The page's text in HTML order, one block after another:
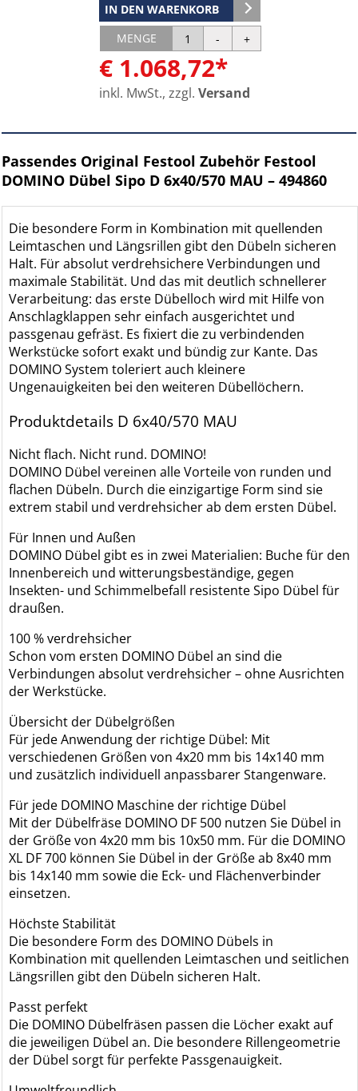
IN DEN WARENKORB
MENGE
€ 1.068,72*
inkl. MwSt., zzgl. Versand
Passendes Original Festool Zubehör Festool
DOMINO Dübel Sipo D 6x40/570 MAU – 494860
Die besondere Form in Kombination mit quellenden
Leimtaschen und Längsrillen gibt den Dübeln sicheren
Halt. Für absolut verdrehsichere Verbindungen und
maximale Stabilität. Und das mit deutlich schnellerer
Verarbeitung: das erste Dübelloch wird mit Hilfe von
Anschlagklappen sehr einfach ausgerichtet und
passgenau gefräst. Es fixiert die zu verbindenden
Werkstücke sofort exakt und bündig zur Kante. Das
DOMINO System toleriert auch kleinere
Ungenauigkeiten bei den weiteren Dübellöchern.
Produktdetails D 6x40/570 MAU
Nicht flach. Nicht rund. DOMINO!
DOMINO Dübel vereinen alle Vorteile von runden und
flachen Dübeln. Durch die einzigartige Form sind sie
extrem stabil und verdrehsicher ab dem ersten Dübel.
Für Innen und Außen
DOMINO Dübel gibt es in zwei Materialien: Buche für den
Innenbereich und witterungsbeständige, gegen
Insekten- und Schimmelbefall resistente Sipo Dübel für
draußen.
100 % verdrehsicher
Schon vom ersten DOMINO Dübel an sind die
Verbindungen absolut verdrehsicher – ohne Ausrichten
der Werkstücke.
Übersicht der Dübelgrößen
Für jede Anwendung der richtige Dübel: Mit
verschiedenen Größen von 4x20 mm bis 14x140 mm
und zusätzlich individuell anpassbarer Stangenware.
Für jede DOMINO Maschine der richtige Dübel
Mit der Dübelfräse DOMINO DF 500 nutzen Sie Dübel in
der Größe von 4x20 mm bis 10x50 mm. Für die DOMINO
XL DF 700 können Sie Dübel in der Größe ab 8x40 mm
bis 14x140 mm sowie die Eck- und Flächenverbinder
einsetzen.
Höchste Stabilität
Die besondere Form des DOMINO Dübels in
Kombination mit quellenden Leimtaschen und seitlichen
Längsrillen gibt den Dübeln sicheren Halt.
Passt perfekt
Die DOMINO Dübelfräsen passen die Löcher exakt auf
die jeweiligen Dübel an. Die besondere Rillengeometrie
der Dübel sorgt für perfekte Passgenauigkeit.